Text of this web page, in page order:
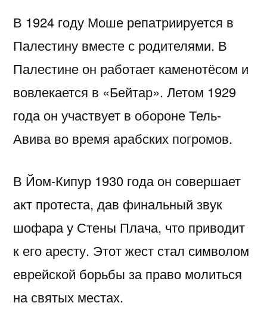
В 1924 году Моше репатриируется в
Палестину вместе с родителями. В
Палестине он работает каменотёсом и
вовлекается в «Бейтар». Летом 1929
года он участвует в обороне Тель-
Авива во время арабских погромов.
В Йом-Кипур 1930 года он совершает
акт протеста, дав финальный звук
шофара у Стены Плача, что приводит
к его аресту. Этот жест стал символом
еврейской борьбы за право молиться
на святых местах.